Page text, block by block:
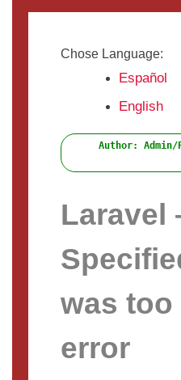
Chose Language:
Español
English
Author:
Laravel
was too
error